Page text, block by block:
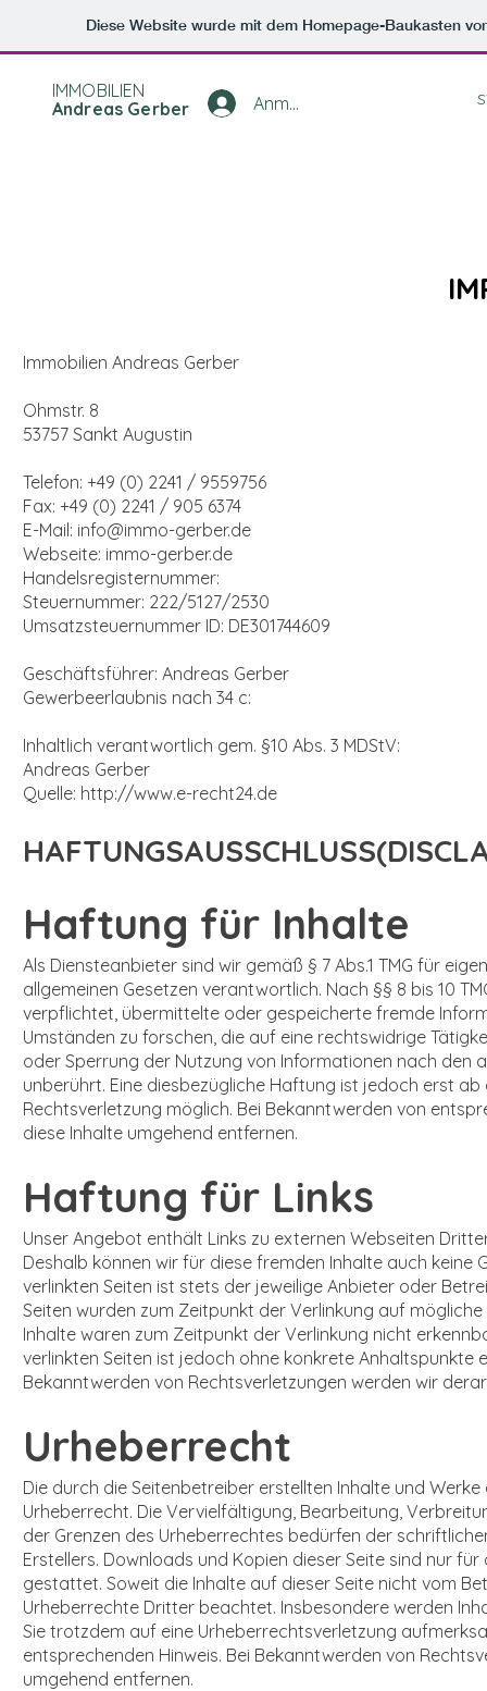
Diese Website wurde mit dem Homepage-Baukasten
IMMOBILIEN
Andreas Gerber
Anmelden
Immobilien Andreas Gerber
Ohmstr. 8
53757 Sankt Augustin
Telefon: +49 (0) 2241 / 9559756
Fax: +49 (0) 2241 / 905 6374
E-Mail: info@immo-gerber.de
Webseite: immo-gerber.de
Handelsregisternummer:
Steuernummer: 222/5127/2530
Umsatzsteuernummer ID: DE301744609
Geschäftsführer: Andreas Gerber
Gewerbeerlaubnis nach 34 c:
Inhaltlich verantwortlich gem. §10 Abs. 3 MDStV:
Andreas Gerber
Quelle: http://www.e-recht24.de
Haftung für Inhalte
Als Diensteanbieter sind wir gemäß § 7 Abs.1 TMG für
allgemeinen Gesetzen verantwortlich. Nach §§ 8 bis 10
verpflichtet, übermittelte oder gespeicherte fremde
Umständen zu forschen, die auf eine rechtswidrige
oder Sperrung der Nutzung von Informationen nach den
unberührt. Eine diesbezügliche Haftung ist jedoch erst
Rechtsverletzung möglich. Bei Bekanntwerden von
diese Inhalte umgehend entfernen.
Haftung für Links
Unser Angebot enthält Links zu externen Webseiten
Deshalb können wir für diese fremden Inhalte auch keine
verlinkten Seiten ist stets der jeweilige Anbieter oder
Seiten wurden zum Zeitpunkt der Verlinkung auf
Inhalte waren zum Zeitpunkt der Verlinkung nicht
verlinkten Seiten ist jedoch ohne konkrete Anhaltspunkte
Bekanntwerden von Rechtsverletzungen werden wir
Urheberrecht
Die durch die Seitenbetreiber erstellten Inhalte und
Urheberrecht. Die Vervielfältigung, Bearbeitung,
der Grenzen des Urheberrechtes bedürfen der
Erstellers. Downloads und Kopien dieser Seite sind nur
gestattet. Soweit die Inhalte auf dieser Seite nicht vom
Urheberrechte Dritter beachtet. Insbesondere werden
Sie trotzdem auf eine Urheberrechtsverletzung
entsprechenden Hinweis. Bei Bekanntwerden von
umgehend entfernen.